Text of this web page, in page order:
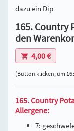
dazu ein Dip
165. Country
den
4,00 €
(Button klicken, um
165. Country
Allergene:
7: